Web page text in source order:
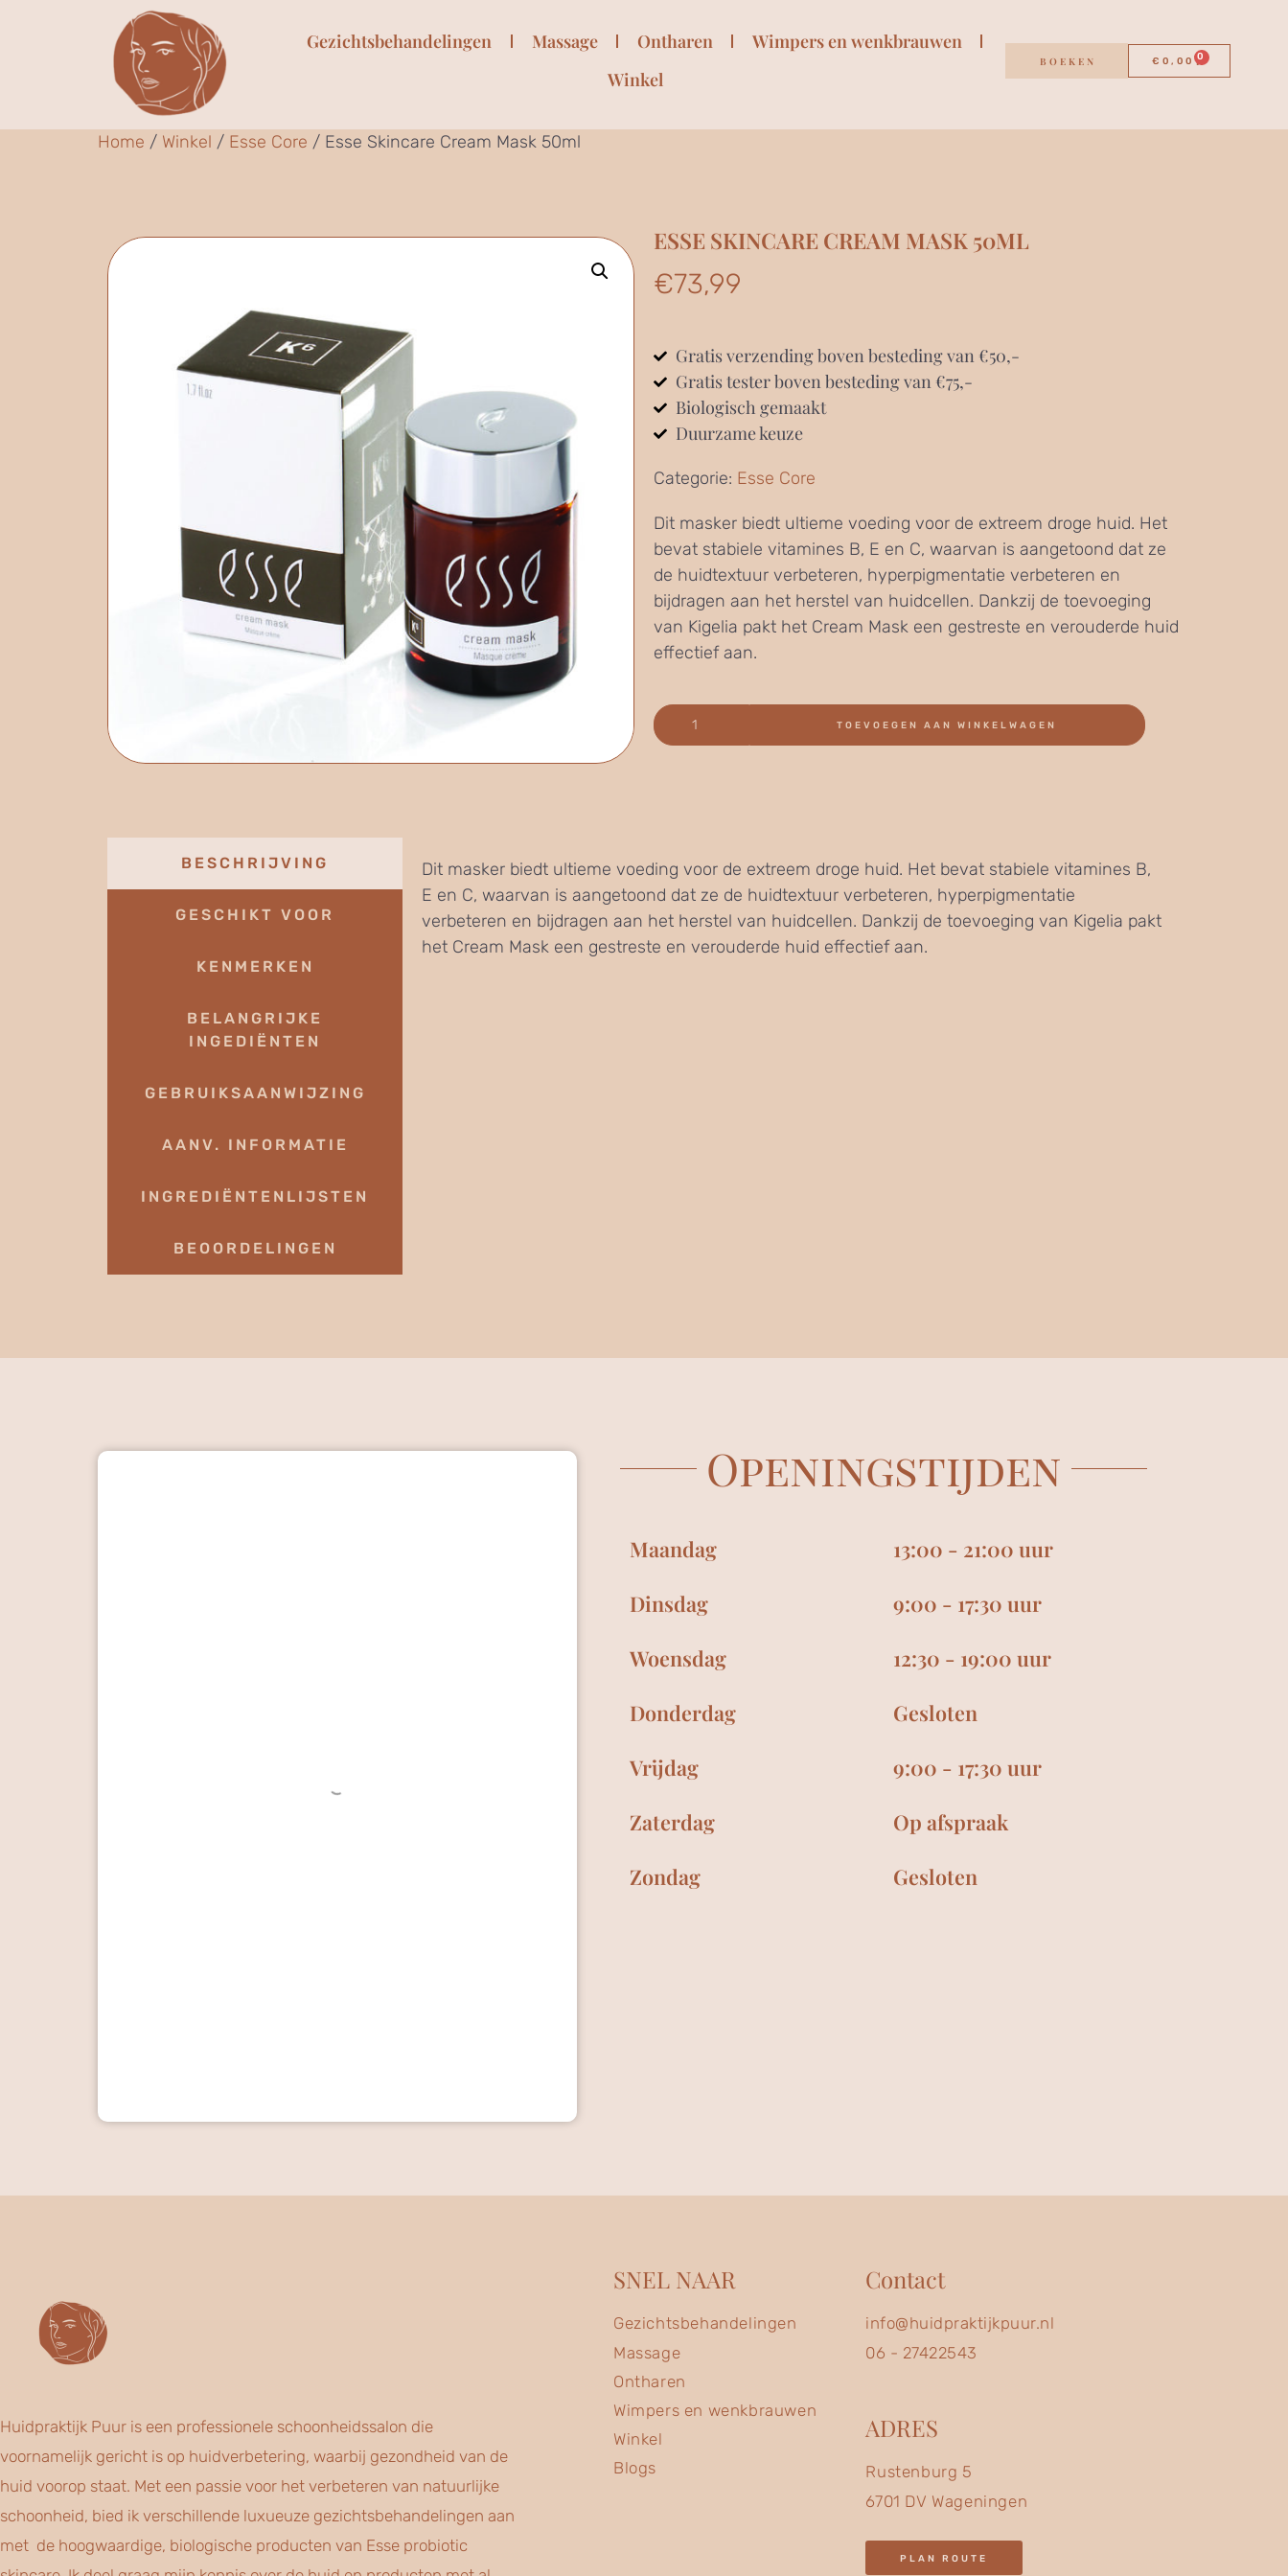
Gezichtsbehandelingen Massage Ontharen
Wimpers en wenkbrauwen
Winkel
BOEKEN €0,00 0
Home / Winkel / Esse Core / Esse Skincare Cream Mask 50ml
ESSE SKINCARE CREAM MASK 50ML
€73,99
Gratis verzending boven besteding van €50,-
Gratis tester boven besteding van €75,-
Biologisch gemaakt
Duurzame keuze
Categorie: Esse Core
Dit masker biedt ultieme voeding voor de extreem droge huid. Het
bevat stabiele vitamines B, E en C, waarvan is aangetoond dat ze
de huidtextuur verbeteren, hyperpigmentatie verbeteren en
bijdragen aan het herstel van huidcellen. Dankzij de toevoeging
van Kigelia pakt het Cream Mask een gestreste en verouderde huid
effectief aan.
TOEVOEGEN AAN WINKELWAGEN
BESCHRIJVING
GESCHIKT VOOR
KENMERKEN
BELANGRIJKE
INGEDIËNTEN
GEBRUIKSAANWIJZING
AANV. INFORMATIE
INGREDIËNTENLIJSTEN
BEOORDELINGEN
Dit masker biedt ultieme voeding voor de extreem droge huid. Het bevat stabiele vitamines B,
E en C, waarvan is aangetoond dat ze de huidtextuur verbeteren, hyperpigmentatie
verbeteren en bijdragen aan het herstel van huidcellen. Dankzij de toevoeging van Kigelia pakt
het Cream Mask een gestreste en verouderde huid effectief aan.
Openingstijden
Maandag
Dinsdag
Woensdag
Donderdag
Vrijdag
Zaterdag
Zondag
13:00 - 21:00 uur
9:00 - 17:30 uur
12:30 - 19:00 uur
Gesloten
9:00 - 17:30 uur
Op afspraak
Gesloten
Huidpraktijk Puur is een professionele schoonheidssalon die
voornamelijk gericht is op huidverbetering, waarbij gezondheid van de
huid voorop staat. Met een passie voor het verbeteren van natuurlijke
schoonheid, bied ik verschillende luxueuze gezichtsbehandelingen aan
met de hoogwaardige, biologische producten van Esse probiotic
SNEL NAAR
Gezichtsbehandelingen
Massage
Ontharen
Wimpers en wenkbrauwen
Winkel
Blogs
Contact
info@huidpraktijkpuur.nl
06 - 27422543
ADRES
Rustenburg 5
6701 DV Wageningen
PLAN ROUTE